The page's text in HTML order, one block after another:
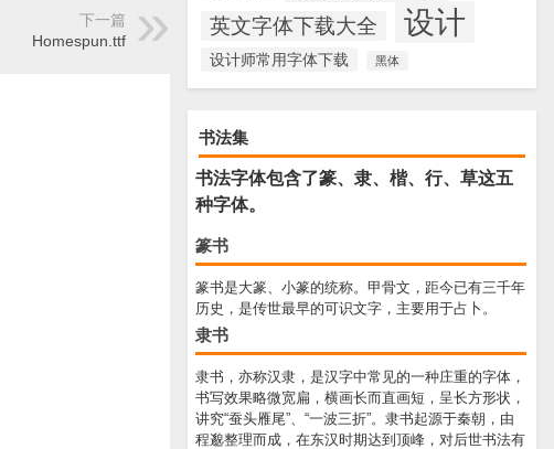
英文字体下载大全 设计
设计师常用字体下载 黑体
书法集
书法字体包含了篆、隶、楷、行、草这五
种字体。
篆书
篆书是大篆、小篆的统称。甲骨文，距今已有三千年
历史，是传世最早的可识文字，主要用于占卜。
隶书
隶书，亦称汉隶，是汉字中常见的一种庄重的字体，
书写效果略微宽扁，横画长而直画短，呈长方形状，
讲究“蚕头雁尾”、“一波三折”。隶书起源于秦朝，由
程邈整理而成，在东汉时期达到顶峰，对后世书法有
下一篇
Homespun.ttf